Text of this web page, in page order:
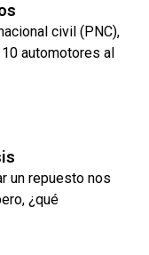
civil (PNC),
automotores al
un repuesto nos
¿qué